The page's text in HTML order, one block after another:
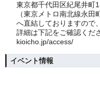
東京都千代田区紀尾井町
（東京メトロ南北線永
へ直結しておりますので
詳細は下記をご確認くだ
kioicho.jp/access/
イベント情報